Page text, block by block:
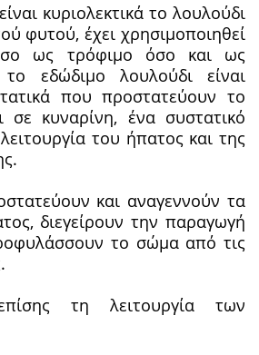
κυριολεκτικά το λουλούδι
φυτού, έχει χρησιμοποιηθεί
ως τρόφιμο όσο και ως
εδώδιμο λουλούδι είναι
που προστατεύουν το
κυναρίνη, ένα συστατικό
του ήπατος και της
και αναγεννούν τα
διεγείρουν την παραγωγή
το σώμα από τις
τη λειτουργία των